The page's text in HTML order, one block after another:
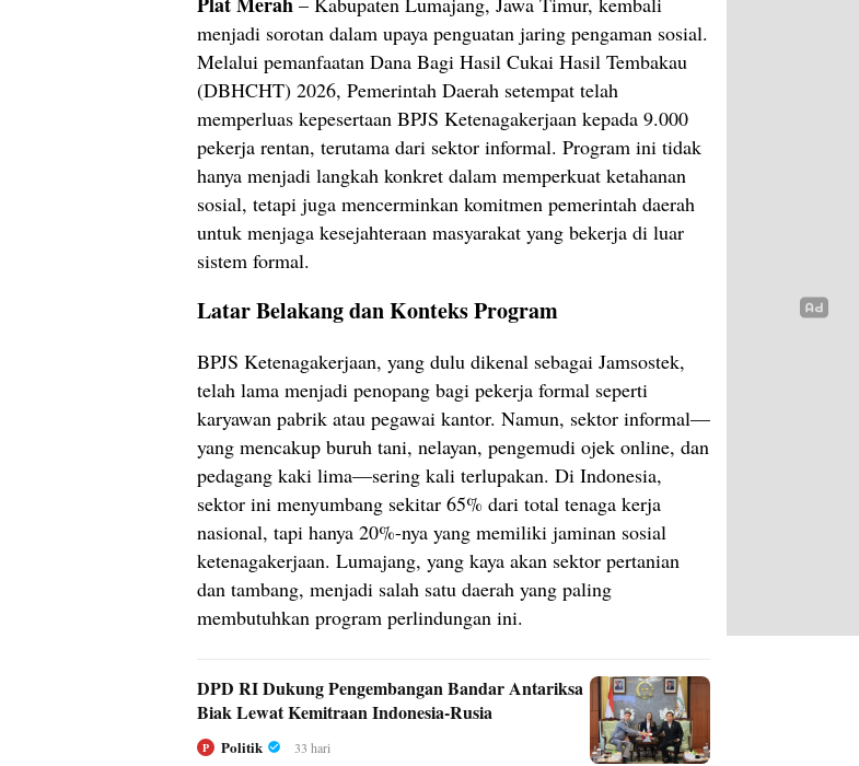
menjadi sorotan dalam upaya penguatan jaring pengaman sosial.
Melalui pemanfaatan Dana Bagi Hasil Cukai Hasil Tembakau
(DBHCHT) 2026, Pemerintah Daerah setempat telah
memperluas kepesertaan BPJS Ketenagakerjaan kepada 9.000
pekerja rentan, terutama dari sektor informal. Program ini tidak
hanya menjadi langkah konkret dalam memperkuat ketahanan
sosial, tetapi juga mencerminkan komitmen pemerintah daerah
untuk menjaga kesejahteraan masyarakat yang bekerja di luar
sistem formal.
Latar Belakang dan Konteks Program
BPJS Ketenagakerjaan, yang dulu dikenal sebagai Jamsostek,
telah lama menjadi penopang bagi pekerja formal seperti
karyawan pabrik atau pegawai kantor. Namun, sektor informal—
yang mencakup buruh tani, nelayan, pengemudi ojek online, dan
pedagang kaki lima—sering kali terlupakan. Di Indonesia,
sektor ini menyumbang sekitar 65% dari total tenaga kerja
nasional, tapi hanya 20%-nya yang memiliki jaminan sosial
ketenagakerjaan. Lumajang, yang kaya akan sektor pertanian
dan tambang, menjadi salah satu daerah yang paling
membutuhkan program perlindungan ini.
DPD RI Dukung Pengembangan Bandar Antariksa
Biak Lewat Kemitraan Indonesia-Rusia
P Politik 33 hari